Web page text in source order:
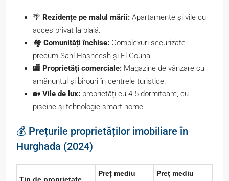
🌴 Rezidențe pe malul mării: Apartamente și vile cu
acces privat la plajă.
🏘️ Comunități închise: Complexuri securizate
precum Sahl Hasheesh și El Gouna.
🏬 Proprietăți comerciale: Magazine de vânzare cu
amănuntul și birouri în centrele turistice.
🏡 Vile de lux: proprietăți cu 4-5 dormitoare, cu
piscine și tehnologie smart-home.
💰 Prețurile proprietăților imobiliare în
Hurghada (2024)
Preț mediu
Preț mediu